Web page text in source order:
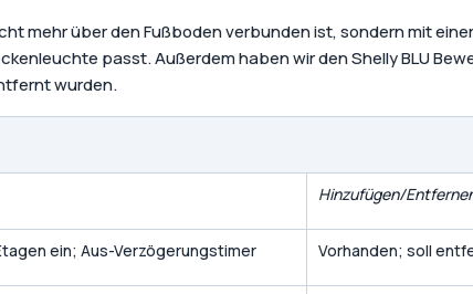
mehr über den Fußboden verbunden ist, sondern mit
passt. Außerdem haben wir den Shelly BLU
wurden.
Hinzufügen/
ein; Aus-Verzögerungstimer Vorhanden; soll